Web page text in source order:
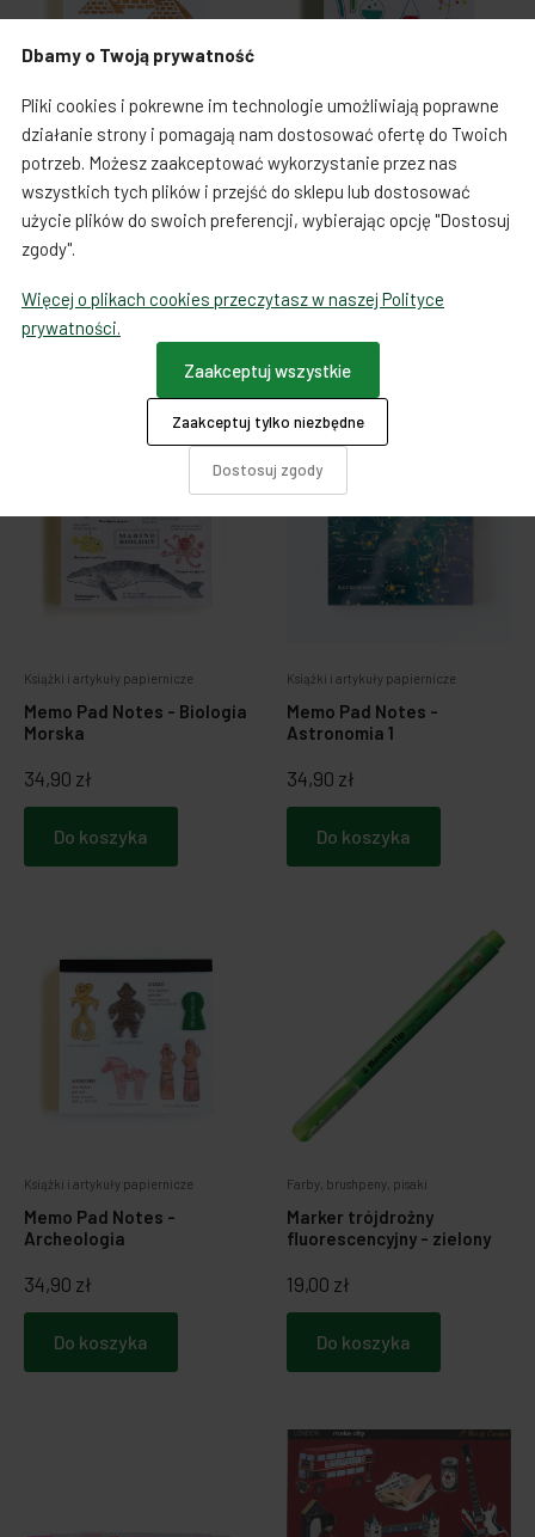
Książki i artykuły papiernicze
Memo Pad Notes -
Egiptologia
Do koszyka
Książki i artykuły papiernicze
Memo Pad Notes - Chemia
Książki i artykuły papiernicze
Memo Pad Notes - Biologia
Morska
34,90 zł
Do koszyka
Książki i artykuły papiernicze
Memo Pad Notes -
Astronomia 1
34,90 zł
Do koszyka
Książki i artykuły papiernicze
Memo Pad Notes -
Archeologia
34,90 zł
Do koszyka
Farby, brushpeny, pisaki
Marker trójdrożny
fluorescencyjny - zielony
19,00 zł
Do koszyka
Dbamy o Twoją prywatność
Pliki cookies i pokrewne im technologie umożliwiają poprawne
działanie strony i pomagają nam dostosować ofertę do Twoich
potrzeb. Możesz zaakceptować wykorzystanie przez nas
wszystkich tych plików i przejść do sklepu lub dostosować
użycie plików do swoich preferencji, wybierając opcję "Dostosuj
zgody".
Więcej o plikach cookies przeczytasz w naszej Polityce
prywatności.
Dostosuj zgody
Zaakceptuj tylko niezbędne
Zaakceptuj wszystkie